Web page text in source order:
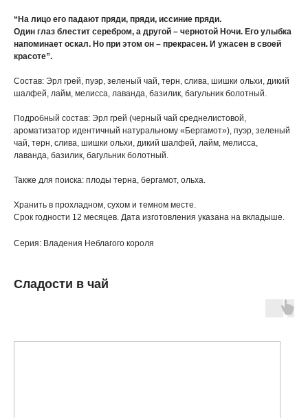
“На лицо его падают пряди, пряди, иссиние пряди.
Один глаз блестит серебром, а другой – чернотой Ночи. Его улыбка
напоминает оскал. Но при этом он – прекрасен. И ужасен в своей
красоте”.
Состав: Эрл грей, пуэр, зеленый чай, терн, слива, шишки ольхи, дикий
шалфей, лайм, мелисса, лаванда, базилик, багульник болотный.
Подробный состав: Эрл грей (черный чай среднелистовой,
ароматизатор идентичный натуральному «Бергамот»), пуэр, зеленый
чай, терн, слива, шишки ольхи, дикий шалфей, лайм, мелисса,
лаванда, базилик, багульник болотный.
Также для поиска: плоды терна, бергамот, ольха.
Хранить в прохладном, сухом и темном месте.
Срок годности 12 месяцев. Дата изготовления указана на вкладыше.
Серия: Владения Неблагого короля
Сладости в чай